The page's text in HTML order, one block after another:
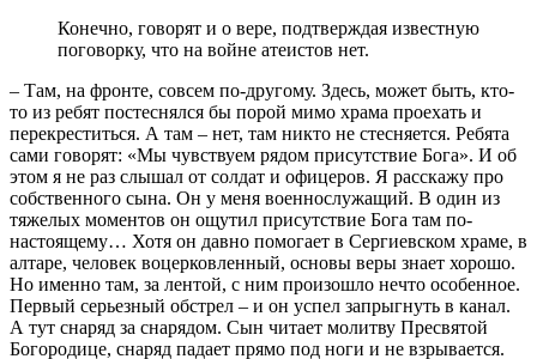
Конечно, говорят и о вере, подтверждая известную
поговорку, что на войне атеистов нет.
– Там, на фронте, совсем по-другому. Здесь, может быть, кто-
то из ребят постеснялся бы порой мимо храма проехать и
перекреститься. А там – нет, там никто не стесняется. Ребята
сами говорят: «Мы чувствуем рядом присутствие Бога». И об
этом я не раз слышал от солдат и офицеров. Я расскажу про
собственного сына. Он у меня военнослужащий. В один из
тяжелых моментов он ощутил присутствие Бога там по-
настоящему… Хотя он давно помогает в Сергиевском храме, в
алтаре, человек воцерковленный, основы веры знает хорошо.
Но именно там, за лентой, с ним произошло нечто особенное.
Первый серьезный обстрел – и он успел запрыгнуть в канал.
А тут снаряд за снарядом. Сын читает молитву Пресвятой
Богородице, снаряд падает прямо под ноги и не взрывается.